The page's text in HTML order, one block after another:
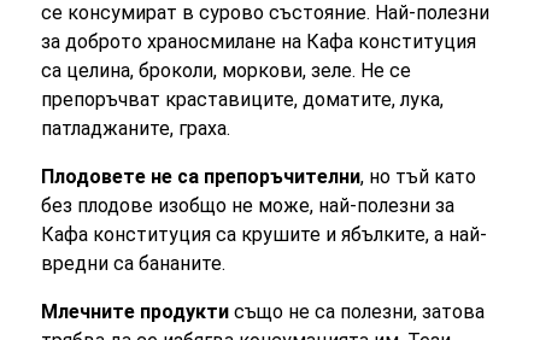
се консумират в сурово състояние. Най-полезни
за доброто храносмилане на Кафа конституция
са целина, броколи, моркови, зеле. Не се
препоръчват краставиците, доматите, лука,
патладжаните, граха.
Плодовете не са препоръчителни, но тъй като
без плодове изобщо не може, най-полезни за
Кафа конституция са крушите и ябълките, а най-
вредни са бананите.
Млечните продуктисъщо не са полезни, затова